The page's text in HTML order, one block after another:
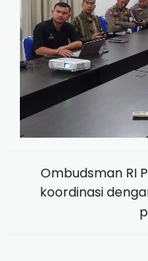
Ombudsman RI
koordinasi